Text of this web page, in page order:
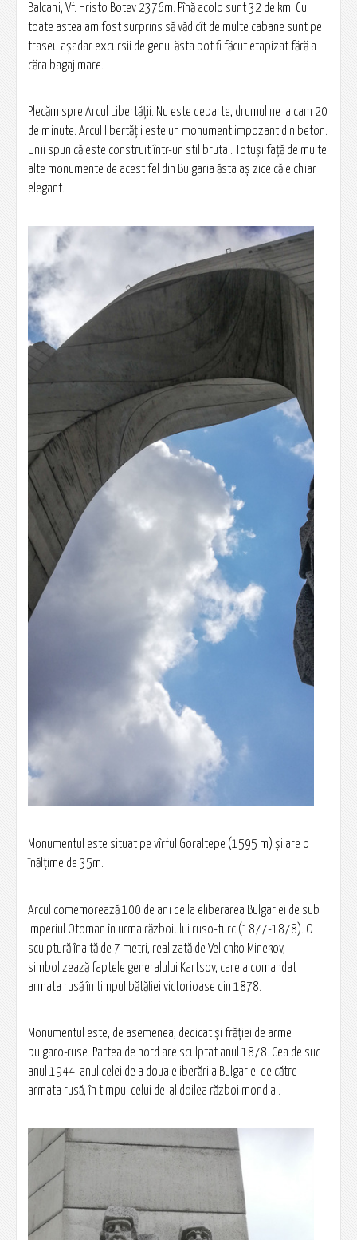
Balcani, Vf. Hristo Botev 2376m. Pînă acolo sunt 32 de km. Cu
toate astea am fost surprins să văd cît de multe cabane sunt pe
traseu așadar excursii de genul ăsta pot fi făcut etapizat fără a
căra bagaj mare.
Plecăm spre Arcul Libertății. Nu este departe, drumul ne ia cam 20
de minute. Arcul libertății este un monument impozant din beton.
Unii spun că este construit într-un stil brutal. Totuși față de multe
alte monumente de acest fel din Bulgaria ăsta aș zice că e chiar
elegant.
Monumentul este situat pe vîrful Goraltepe (1595 m) și are o
înălțime de 35m.
Arcul comemorează 100 de ani de la eliberarea Bulgariei de sub
Imperiul Otoman în urma războiului ruso-turc (1877-1878). O
sculptură înaltă de 7 metri, realizată de Velichko Minekov,
simbolizează faptele generalului Kartsov, care a comandat
armata rusă în timpul bătăliei victorioase din 1878.
Monumentul este, de asemenea, dedicat și frăției de arme
bulgaro-ruse. Partea de nord are sculptat anul 1878. Cea de sud
anul 1944: anul celei de a doua eliberări a Bulgariei de către
armata rusă, în timpul celui de-al doilea război mondial.